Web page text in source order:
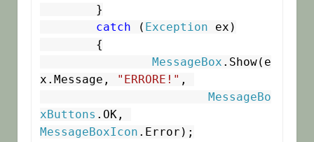
catch ( Exception ex)
MessageBox .Show(e
x.Message,
"ERRORE!" ,
MessageBo
xButtons
MessageBoxIcon .Error);